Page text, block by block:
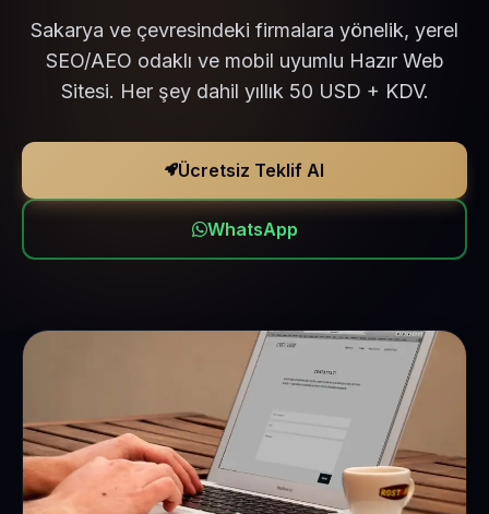
Sakarya ve çevresindeki firmalara yönelik, yerel
SEO/AEO odaklı ve mobil uyumlu Hazır Web
Sitesi. Her şey dahil yıllık 50 USD + KDV.
Ücretsiz Teklif Al
WhatsApp